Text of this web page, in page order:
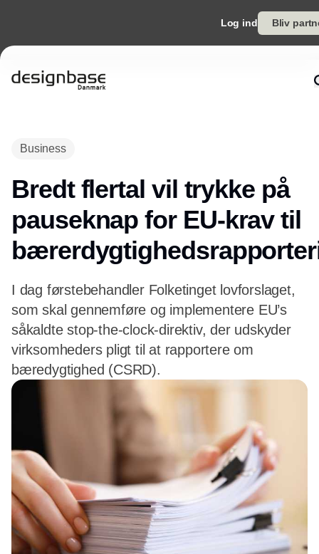
Log ind Bliv
Business
Bredt flertal vil trykke på
pauseknap for EU-krav til
I dag førstebehandler Folketinget lovforslaget,
som skal gennemføre og implementere EU’s
såkaldte stop-the-clock-direktiv, der udskyder
virksomheders pligt til at rapportere om
bæredygtighed (CSRD).